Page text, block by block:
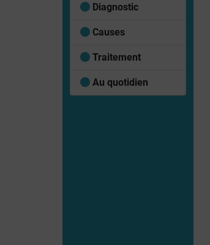
Diagnostic
Causes
Traitement
Au quotidien